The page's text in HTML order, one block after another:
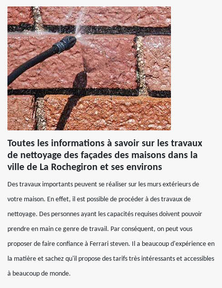
Toutes les informations à savoir sur les travaux
de nettoyage des façades des maisons dans la
ville de La Rochegiron et ses environs
Des travaux importants peuvent se réaliser sur les murs extérieurs de
votre maison. En effet, il est possible de procéder à des travaux de
nettoyage. Des personnes ayant les capacités requises doivent pouvoir
prendre en main ce genre de travail. Par conséquent, on peut vous
proposer de faire confiance à Ferrari steven. Il a beaucoup d'expérience en
la matière et sachez qu'il propose des tarifs très intéressants et accessibles
à beaucoup de monde.